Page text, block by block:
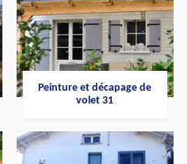
Peinture et décapage de
volet 31